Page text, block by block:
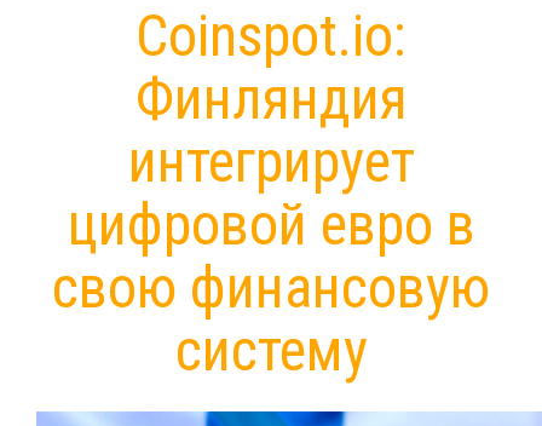
Coinspot.io:
Финляндия
интегрирует
цифровой евро в
свою финансовую
систему